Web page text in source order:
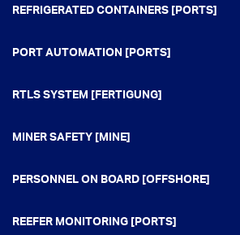
REFRIGERATED CONTAINERS [PORTS]
PORT AUTOMATION [PORTS]
RTLS SYSTEM [FERTIGUNG]
MINER SAFETY [MINE]
PERSONNEL ON BOARD [OFFSHORE]
REEFER MONITORING [PORTS]